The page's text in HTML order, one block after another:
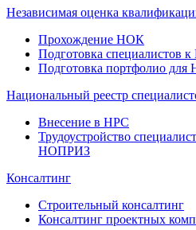
Независимая оценка
Прохождение НОК
Подготовка специалистов
Подготовка портфолио
Национальный реестр
Внесение в НРС
Трудоустройство
НОПРИЗ
Консалтинг
Строительный консалтинг
Консалтинг проектных